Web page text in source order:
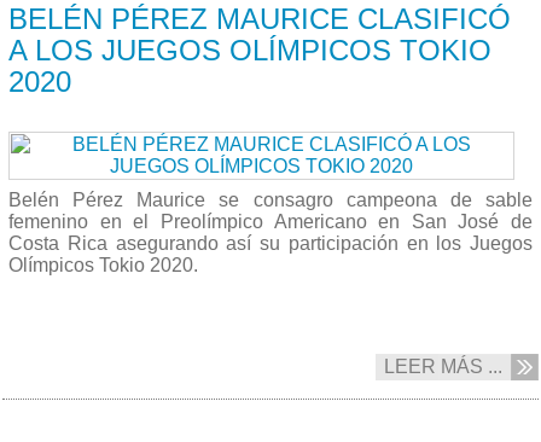
BELÉN PÉREZ MAURICE CLASIFICÓ
A LOS JUEGOS OLÍMPICOS TOKIO
2020
Belén Pérez Maurice se consagro campeona de sable
femenino en el Preolímpico Americano en San José de
Costa Rica asegurando así su participación en los Juegos
Olímpicos Tokio 2020.
LEER MÁS ...